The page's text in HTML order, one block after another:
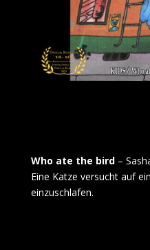
Who ate the bird–
Eine Katze versucht auf
einzuschlafen.